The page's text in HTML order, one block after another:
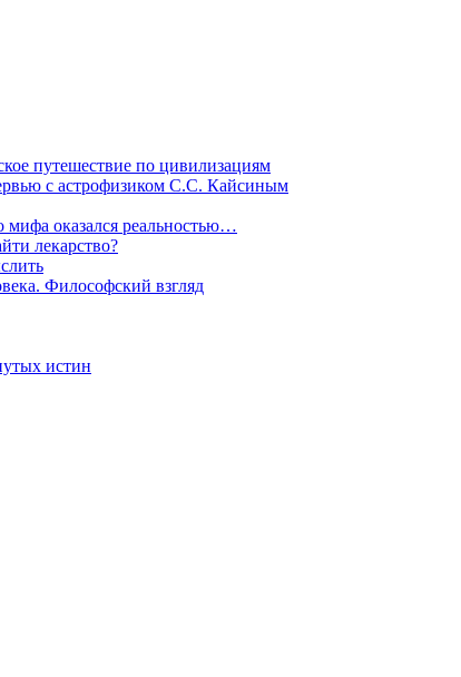
путешествие по цивилизациям
с астрофизиком С.С. Кайсиным
оказался реальностью…
лекарство?
Философский взгляд
истин